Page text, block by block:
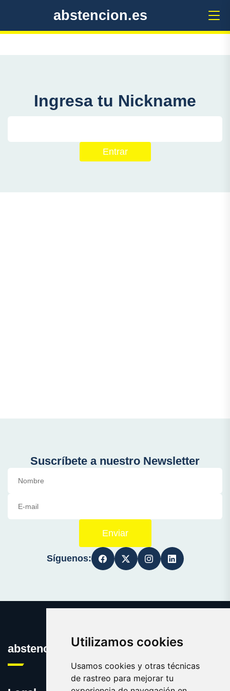
Utilizamos cookies
Usamos cookies y otras técnicas
de rastreo para mejorar tu
abstencion.es
Ingresa tu Nickname
Entrar
Suscríbete a nuestro Newsletter
Enviar
Síguenos:
abstencion.es